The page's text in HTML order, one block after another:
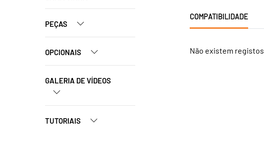
PEÇAS
OPCIONAIS
GALERIA DE VÍDEOS
TUTORIAIS
COMPATIBILIDADE
Não existem registos.